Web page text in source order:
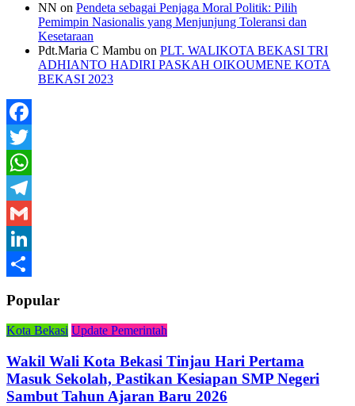
NN on Pendeta sebagai Penjaga Moral Politik: Pilih
Pemimpin Nasionalis yang Menjunjung Toleransi dan
Kesetaraan
Pdt.Maria C Mambu on PLT. WALIKOTA BEKASI TRI
ADHIANTO HADIRI PASKAH OIKOUMENE KOTA
BEKASI 2023
Facebook
Twitter
WhatsApp
Telegram
Gmail
LinkedIn
Popular
Kota Bekasi Update Pemerintah
Wakil Wali Kota Bekasi Tinjau Hari Pertama
Masuk Sekolah, Pastikan Kesiapan SMP Negeri
Sambut Tahun Ajaran Baru 2026